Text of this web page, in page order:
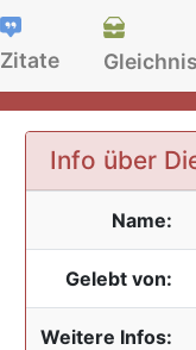
Zitate
Info über
Name:
Gelebt von:
Weitere Infos: